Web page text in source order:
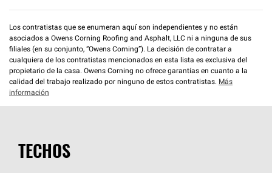
Los contratistas que se enumeran aquí son independientes y no están
asociados a Owens Corning Roofing and Asphalt, LLC ni a ninguna de sus
filiales (en su conjunto, “Owens Corning”). La decisión de contratar a
cualquiera de los contratistas mencionados en esta lista es exclusiva del
propietario de la casa. Owens Corning no ofrece garantías en cuanto a la
calidad del trabajo realizado por ninguno de estos contratistas. Más
información
TECHOS